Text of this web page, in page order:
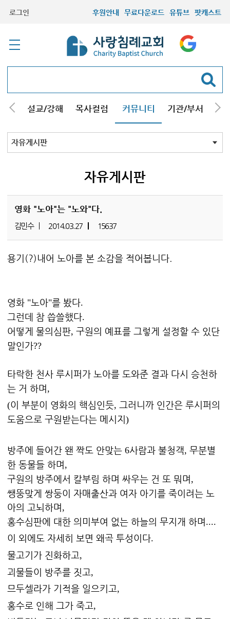
로그인 후원안내 무료다운로드 유튜브 팟캐스트
내 설교/강해 목사컬럼 커뮤니티 기관/부서 선
최근등록자료
자유게시판
자유게시판
영화 "노아"는 "노와"다.
김민수 2014.03.27 15637
용기(?)내어 노아를 본 소감을 적어봅니다.
영화 "노아"를 봤다.
그런데 참 씁쓸했다.
어떻게 물의심판, 구원의 예표를 그렇게 설정할 수 있단
말인가??
타락한 천사 루시퍼가 노아를 도와준 결과 다시 승천하
는 거 하며,
(이 부분이 영화의 핵심인듯, 그러니까 인간은 루시퍼의
도움으로 구원받는다는 메시지 )
방주에 들어간 왠 짝도 안맞는 6사람과 불청객, 무분별
한 동물들 하며 ,
구원의 방주에서 칼부림 하며 싸우는 건 또 뭐며 ,
쌩뚱맞게 쌍둥이 자매출산과 여자 아기를 죽이려는 노
아의 고뇌하며 ,
홍수심판에 대한 의미부여 없는 하늘의 무지개 하며 ....
이 외에도 자세히 보면 왜곡 투성이다.
물고기가 진화하고 ,
괴물들이 방주를 짓고 ,
므두셀라가 기적을 일으키고 ,
홍수로 인해 그가 죽고 ,